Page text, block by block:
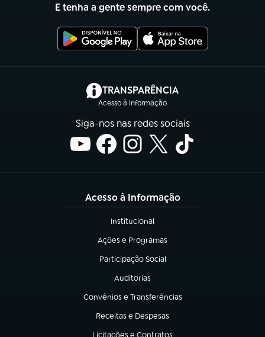
E tenha a gente sempre com você.
TRANSPARÊNCIA
Acesso à Informação
(abre em nova aba)
Siga-nos nas redes sociais
Acesso à Informação
Institucional
(abre em nova aba)
Ações e Programas
(abre em nova aba)
Participação Social
(abre em nova aba)
Auditorias
(abre em nova aba)
Convênios e Transferências
(abre em nova aba)
Receitas e Despesas
(abre em nova aba)